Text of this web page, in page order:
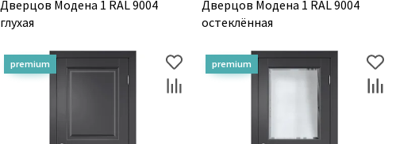
Дверцов Модена 1 RAL 9004
глухая
Дверцов Модена 1 RAL 9004
остеклённая